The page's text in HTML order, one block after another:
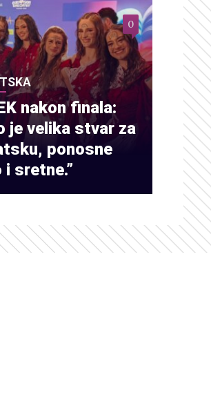
nakon finala:
je velika stvar za
ponosne
i sretne.”
0